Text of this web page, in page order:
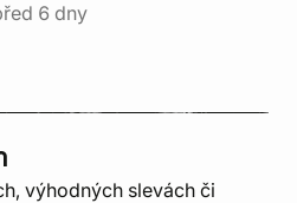
6 dny
výhodných slevách či